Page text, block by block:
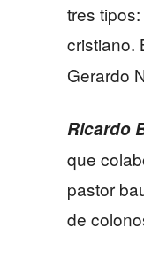
tres
cristiano.
Gerardo
Ricardo
que
pastor
de